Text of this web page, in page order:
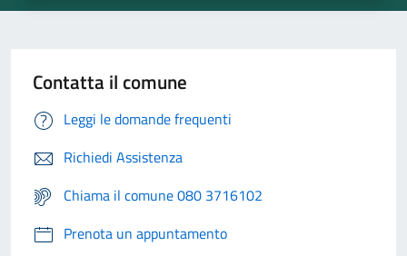
Contatta il comune
Leggi le domande frequenti
Richiedi Assistenza
Chiama il comune 080 3716102
Prenota un appuntamento